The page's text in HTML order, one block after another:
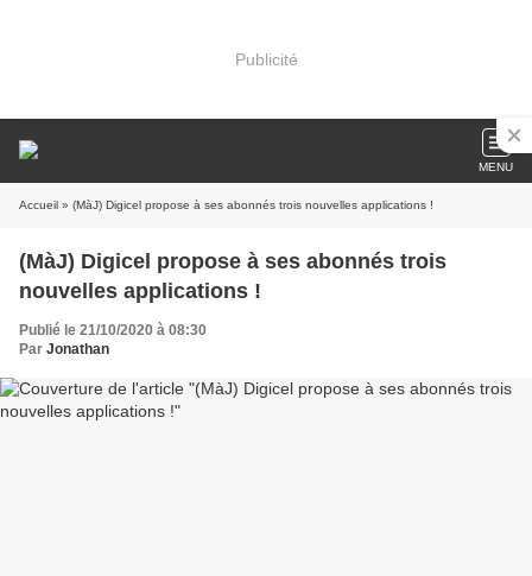
Publicité
MENU
Accueil » (MàJ) Digicel propose à ses abonnés trois nouvelles applications !
(MàJ) Digicel propose à ses abonnés trois
nouvelles applications !
Publié le 21/10/2020 à 08:30
Par Jonathan